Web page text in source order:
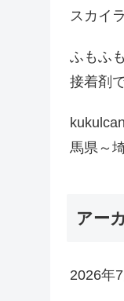
スカイ
ふもふ
接着剤
馬県～
アー
2026年7